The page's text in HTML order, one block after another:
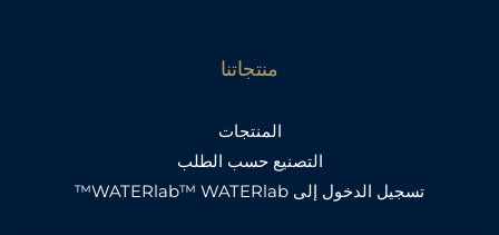
منتجاتنا
المنتجات
التصنيع حسب الطلب
تسجيل الدخول إلى WATERlab™ WATERlab™